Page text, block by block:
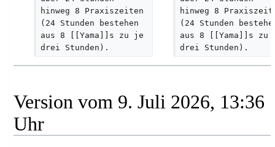
hinweg 8 Praxiszeiten
(24 Stunden bestehen
aus 8 [[Yama]]s zu je
drei Stunden).
hinweg 8
(24 Stunden
aus 8 [[Yama]]s
drei Stunden).
Version vom 9. Juli 2026, 13:36
Uhr